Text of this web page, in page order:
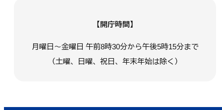
【開庁時間】
月曜日～金曜日 午前8時30分から午後5時15分まで
（土曜、日曜、祝日、年末年始は除く）